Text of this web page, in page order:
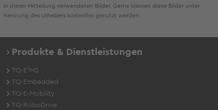
in dieser Mitteilung verwendeten Bilder. Gerne können diese Bilder unter
Nennung des Urhebers kostenfrei genutzt werden.
Produkte & Dienstleistungen
TQ-E²MS
TQ-Embedded
TQ-E-Mobility
TQ-RoboDrive